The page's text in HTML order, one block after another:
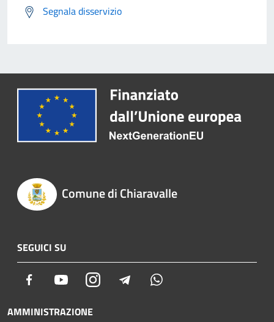
Segnala disservizio
Comune di Chiaravalle
SEGUICI SU
Facebook YoutubeInstagram Telegram
AMMINISTRAZIONE